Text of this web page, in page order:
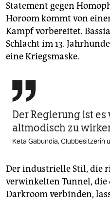
Statement gegen
Horoom kommt von
Kampf vorbereitet.
Schlacht im 13.
eine Kriegsmaske.

Der Regierung ist
altmodisch zu
Keta Gabundia, Clubbesitzerin
Der industrielle Stil, die
verwinkelten Tunnel,
Darkroom verbinden,